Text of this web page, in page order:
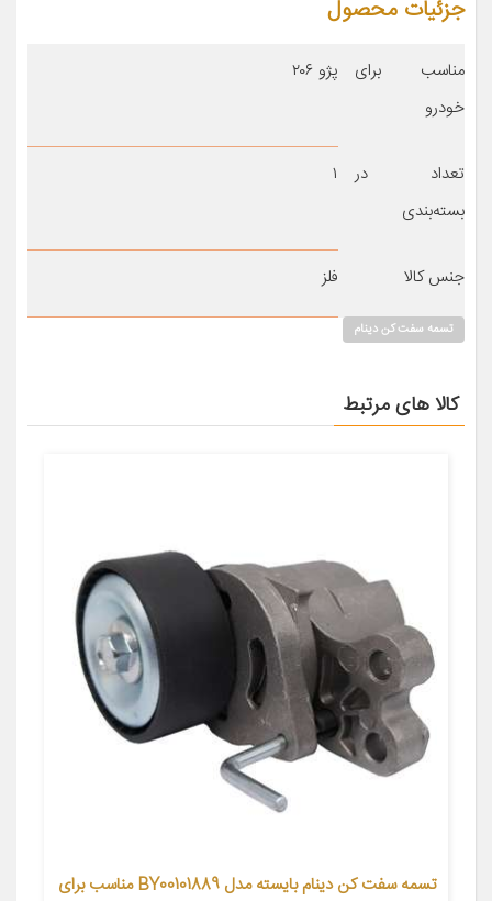
جزئیات محصول
مناسب برای
خودرو
پژو ۲۰۶
تعداد در
بسته‌بندی
۱
جنس کالا فلز
تسمه سفت کن دینام
کالا های مرتبط
تسمه سفت کن دینام بایسته مدل BY00101889 مناسب برای